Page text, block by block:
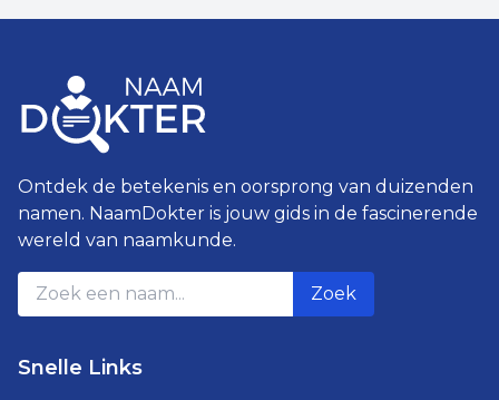
Ontdek de betekenis en oorsprong van duizenden
namen. NaamDokter is jouw gids in de fascinerende
wereld van naamkunde.
Zoek
Snelle Links